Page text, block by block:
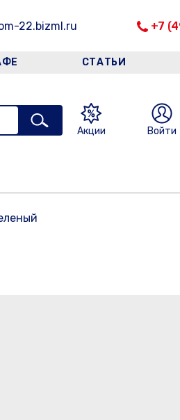
22.bizml.ru +7
СТАТЬИ
Акции Войти